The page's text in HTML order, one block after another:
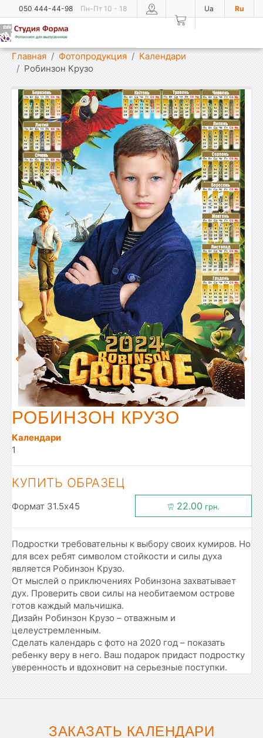
Ua Ru
050 444-44-98 Пн-Пт 10 - 18
Показать меню
Главная Фотопродукция
Календари
Робинзон Крузо
РОБИНЗОН КРУЗО
Календари
1
КУПИТЬ ОБРАЗЕЦ
Формат 31.5x45 22.00 грн.
Подростки требовательны к выбору своих кумиров. Но
для всех ребят символом стойкости и силы духа
является Робинзон Крузо.
От мыслей о приключениях Робинзона захватывает
дух. Проверить свои силы на необитаемом острове
готов каждый мальчишка.
Дизайн Робинзон Крузо – отважным и
целеустремленным.
Сделать календарь с фото на 2020 год – показать
ребенку веру в него. Ваш подарок придаст подростку
уверенность и вдохновит на серьезные поступки.
ЗАКАЗАТЬ КАЛЕНДАРИ